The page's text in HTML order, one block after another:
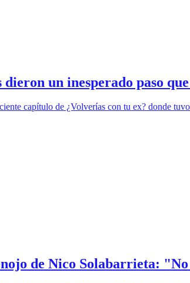
un inesperado paso
capítulo de ¿Volverías con tu ex? donde
de Nico Solabarrieta: